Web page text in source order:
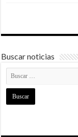
Buscar noticias